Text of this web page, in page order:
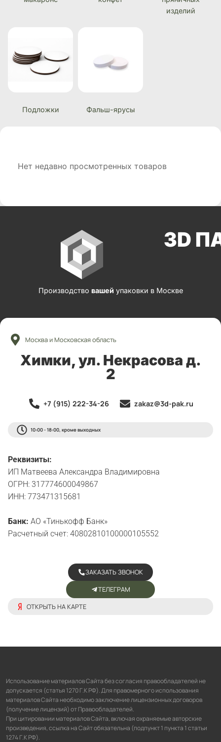
изделий
Подложки Фальш-ярусы
Нет недавно просмотренных товаров
3D
Производство вашей упаковки в Москве
Москва и Московская область
Химки, ул. Некрасова д.
2
+7 (915) 222-34-26 zakaz@3d-pak.ru
10:00 - 18:00, кроме выходных
Реквизиты:
ИП Матвеева Александра Владимировна
ОГРН: 317774600049867
ИНН: 773471315681
Банк: АО «Тинькофф Банк»
Расчетный счет: 40802810100000105552
ОТКРЫТЬ НА КАРТЕ
ТЕЛЕГРАМ
ЗАКАЗАТЬ ЗВОНОК
Использование материалов Сайта без согласия правообладателей не
допускается (статья 1270 Г.К РФ). Для правомерного использования
материалов Сайта необходимо заключение лицензионных договоров
(получение лицензий) от Правообладателей.
При цитировании материалов Сайта, включая охраняемые авторские
произведения, ссылка на Сайт обязательна (подпункт 1 пункта 1 статьи
1274 Г.К РФ).